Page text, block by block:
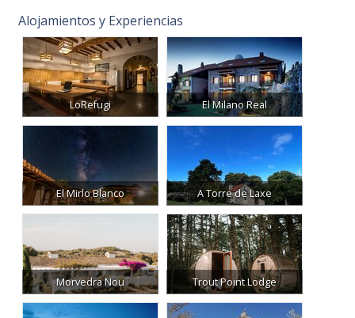
Alojamientos y Experiencias
LoRefugi El Milano Real
El Mirlo Blanco A Torre de Laxe
Morvedra Nou Trout Point Lodge